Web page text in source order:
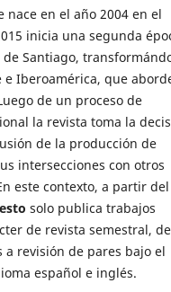
en el año 2004 en el
inicia una segunda
Santiago,
Iberoamérica, que
de un proceso de
la revista toma la
de la producción de
intersecciones con otros
este contexto, a partir del
solo publica trabajos
de revista semestral, de
revisión de pares bajo el
español e inglés.